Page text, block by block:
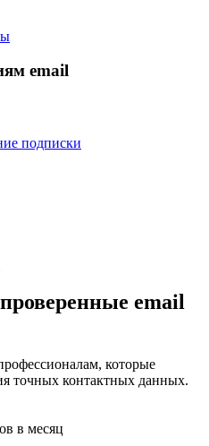
email
подписки
email
которые
точных контактных данных.
в месяц